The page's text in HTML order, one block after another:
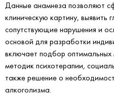
Данные анамнеза позволяют
клиническую картину, выявить
сопутствующие нарушения и
основой для разработки
включает подбор оптимальных
методик психотерапии,
также решение о
алкоголизма.